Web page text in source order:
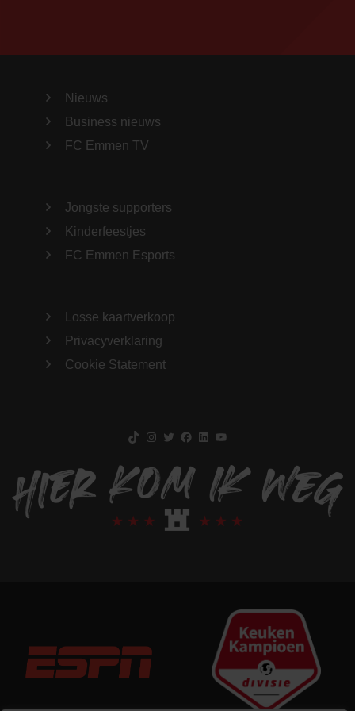
Nieuws
Business nieuws
FC Emmen TV
Jongste supporters
Kinderfeestjes
FC Emmen Esports
Losse kaartverkoop
Privacyverklaring
Cookie Statement